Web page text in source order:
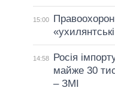
15:00
14:58
Росія
майже 30
– ЗМІ